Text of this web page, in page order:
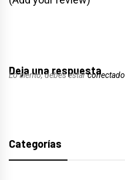
Deja una respuesta
Lo siento, debes estarconectado
Categorías